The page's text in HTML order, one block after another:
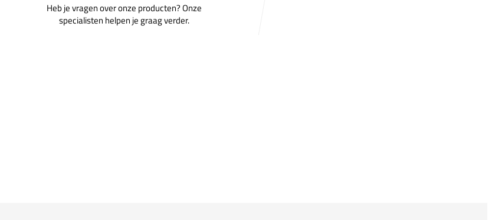
Heb je vragen over onze producten? Onze
specialisten helpen je graag verder.